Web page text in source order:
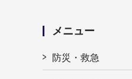
メニュー
防災・救急